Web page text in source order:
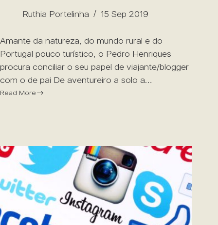
Ruthia Portelinha 15 Sep 2019
Amante da natureza, do mundo rural e do
Portugal pouco turístico, o Pedro Henriques
procura conciliar o seu papel de viajante/blogger
com o de pai De aventureiro a solo a…
Read More